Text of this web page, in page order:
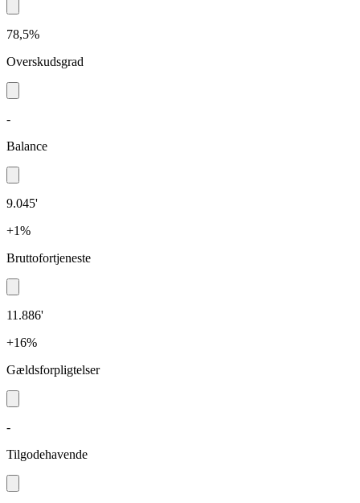
78,5%
Overskudsgrad
-
Balance
9.045'
+1%
Bruttofortjeneste
11.886'
+16%
Gældsforpligtelser
-
Tilgodehavende